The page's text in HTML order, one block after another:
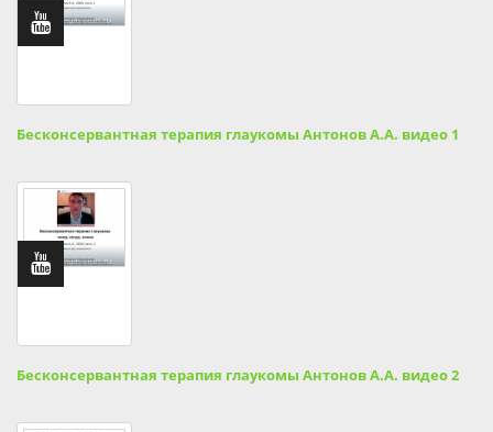
Бесконсервантная терапия глаукомы Антонов А.А. видео 1
Бесконсервантная терапия глаукомы Антонов А.А. видео 2